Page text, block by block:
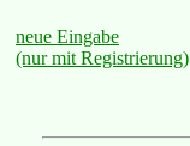
neue Eingabe
(nur mit Registrierung)